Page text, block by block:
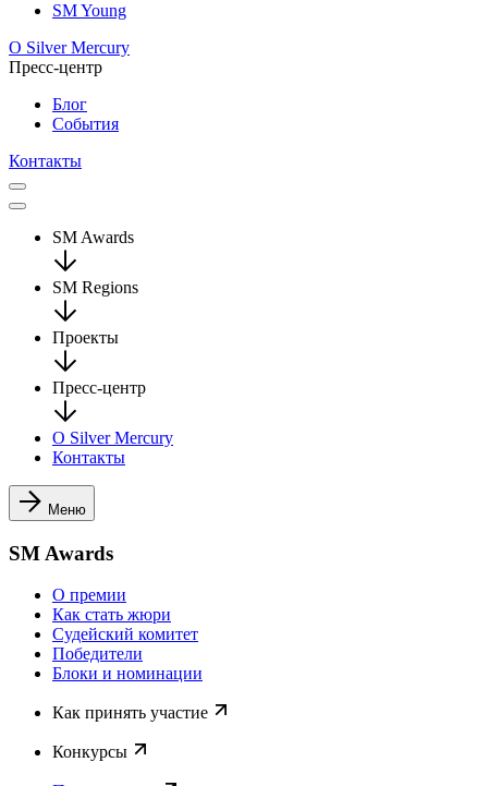
SM Young
О Silver Mercury
Пресс-центр
Блог
События
Контакты
SM Awards
SM Regions
Проекты
Пресс-центр
О Silver Mercury
Контакты
Меню
SM Awards
О премии
Как стать жюри
Судейский комитет
Победители
Блоки и номинации
Как принять участие
Конкурсы